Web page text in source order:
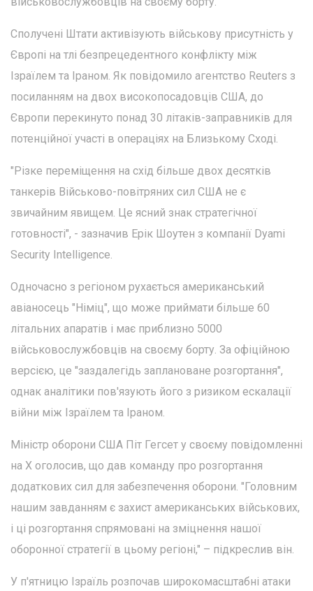
Сполучені Штати активізують військову присутність у
Європі на тлі безпрецедентного конфлікту між
Ізраїлем та Іраном. Як повідомило агентство Reuters з
посиланням на двох високопосадовців США, до
Європи перекинуто понад 30 літаків-заправників для
потенційної участі в операціях на Близькому Сході.
"Різке переміщення на схід більше двох десятків
танкерів Військово-повітряних сил США не є
звичайним явищем. Це ясний знак стратегічної
готовності", - зазначив Ерік Шоутен з компанії Dyami
Security Intelligence.
Одночасно з регіоном рухається американський
авіаносець "Німіц", що може приймати більше 60
літальних апаратів і має приблизно 5000
військовослужбовців на своєму борту. За офіційною
версією, це "заздалегідь заплановане розгортання",
однак аналітики пов'язують його з ризиком ескалації
війни між Ізраїлем та Іраном.
Міністр оборони США Піт Гегсет у своєму повідомленні
на X оголосив, що дав команду про розгортання
додаткових сил для забезпечення оборони. "Головним
нашим завданням є захист американських військових,
і ці розгортання спрямовані на зміцнення нашої
оборонної стратегії в цьому регіоні," – підкреслив він.
У п'ятницю Ізраїль розпочав широкомасштабні атаки